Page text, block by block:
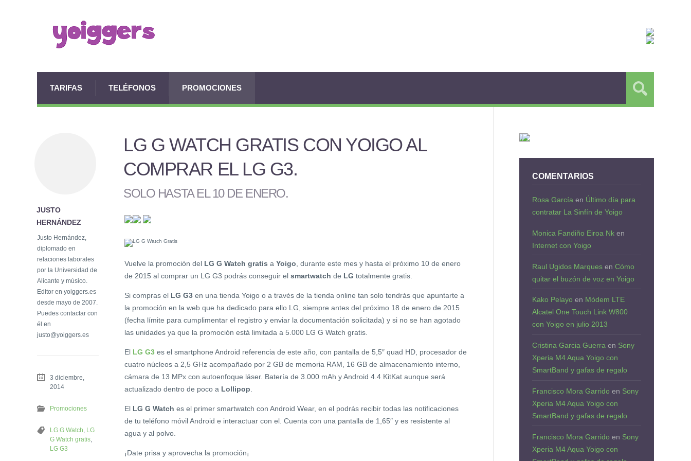
TARIFAS TELÉFONOS PROMOCIONES
LG G WATCH GRATIS CON YOIGO AL
COMPRAR EL LG G3.
SOLO HASTA EL 10 DE ENERO.
Vuelve la promoción del LG G Watch gratis a Yoigo , durante este mes y hasta el próximo 10 de enero
de 2015 al comprar un LG G3 podrás conseguir el smartwatch de LG totalmente gratis.
Si compras el LG G3 en una tienda Yoigo o a través de la tienda online tan solo tendrás que apuntarte a
la promoción en la web que ha dedicado para ello LG, siempre antes del próximo 18 de enero de 2015
(fecha límite para cumplimentar el registro y enviar la documentación solicitada) y si no se han agotado
las unidades ya que la promoción está limitada a 5.000 LG G Watch gratis.
El LG G3 es el smartphone Android referencia de este año, con pantalla de 5,5″ quad HD, procesador de
cuatro núcleos a 2,5 GHz acompañado por 2 GB de memoria RAM, 16 GB de almacenamiento interno,
cámara de 13 MPx con autoenfoque láser. Batería de 3.000 mAh y Android 4.4 KitKat aunque será
actualizado dentro de poco a Lollipop
El LG G Watch es el primer smartwatch con Android Wear, en el podrás recibir todas las notificaciones
de tu teléfono móvil Android e interactuar con el. Cuenta con una pantalla de 1,65″ y es resistente al
agua y al polvo.
¡Date prisa y aprovecha la promoción¡
JUSTO
HERNÁNDEZ
Justo Hernández,
diplomado en
relaciones laborales
por la Universidad de
Alicante y músico.
Editor en yoiggers.es
desde mayo de 2007.
Puedes contactar con
él en
justo@yoiggers.es
3 diciembre,
2014
Promociones
LG G Watch LG
G Watch gratis
LG G3
COMENTARIOS
Rosa García en Último día para
contratar La Sinfín de Yoigo
Monica Fandiño Eiroa Nk en
Internet con Yoigo
Raul Ugidos Marques en Cómo
quitar el buzón de voz en Yoigo
Kako Pelayo en Módem LTE
Alcatel One Touch Link W800
con Yoigo en julio 2013
Cristina Garcia Guerra en Sony
Xperia M4 Aqua Yoigo con
SmartBand y gafas de regalo
Francisco Mora Garrido en Sony
Xperia M4 Aqua Yoigo con
SmartBand y gafas de regalo
Francisco Mora Garrido en Sony
Xperia M4 Aqua Yoigo con